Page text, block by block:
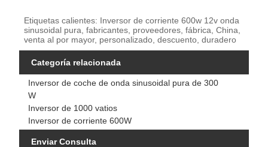
Etiquetas calientes: Inversor de corriente 600w 12v onda
sinusoidal pura, fabricantes, proveedores, fábrica, China,
venta al por mayor, personalizado, descuento, duradero
Categoría relacionada
Inversor de coche de onda sinusoidal pura de 300
W
Inversor de 1000 vatios
Inversor de corriente 600W
Enviar Consulta